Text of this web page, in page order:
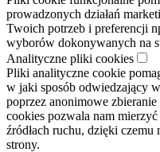
prowadzonych działań
Twoich potrzeb i preferencji
wyborów dokonywanych na
Analityczne pliki cookies
Pliki analityczne cookie
w jaki sposób odwiedzający
poprzez anonimowe
cookies pozwala nam
źródłach ruchu, dzięki czemu
strony.